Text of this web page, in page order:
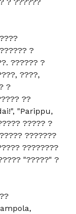
? ??????
?
?????? ?
????,
?
??
"Parippu,
????? ?
???????
????????
"?????" ?